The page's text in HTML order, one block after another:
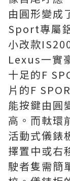
由圓形變成
Sport專屬
小改款
Lexus一實
十足的F
片的F
能按鍵由圓
高。而軚環
活動式儀錶
擇置中或右
駛者隻需簡